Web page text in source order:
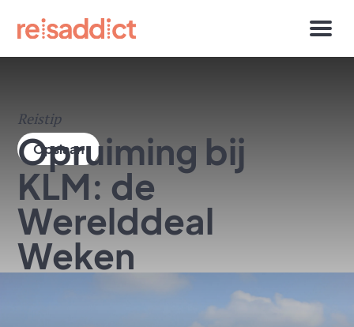
Reistip
Opruiming bij
KLM: de
Werelddeal
Weken